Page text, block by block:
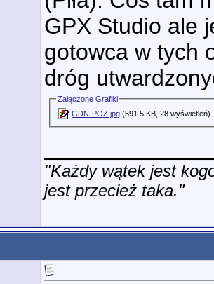
GPX Studio ale
gotowca w tych
dróg
Załączone Grafiki
GDN-POZ.jpg (591.5 KB, 28 wyświetleń)
"Każdy wątek jest
jest przecież taka."